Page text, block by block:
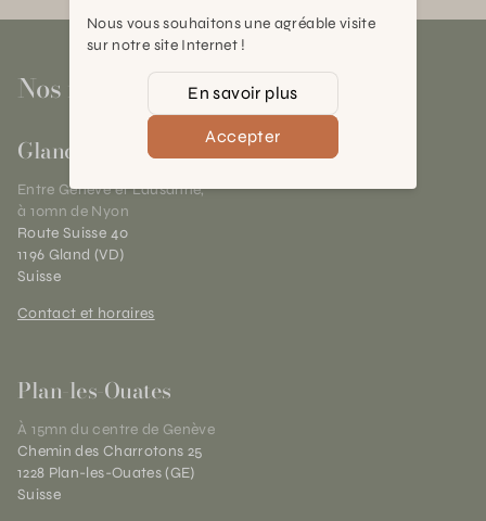
Nos magasins
Gland
Entre Genève et Lausanne,
à 10mn de Nyon
Route Suisse 40
1196 Gland (VD)
Suisse
Contact et horaires
Plan-les-Ouates
À 15mn du centre de Genève
Chemin des Charrotons 25
1228 Plan-les-Ouates (GE)
Suisse
Nous vous souhaitons une agréable visite
sur notre site Internet !
En savoir plus
Accepter